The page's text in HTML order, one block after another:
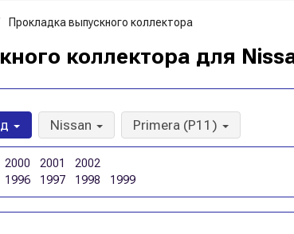
Прокладка выпускного коллектора
коллектора для
2000 2001
2002
1996 1997 1998 1999
Nissan Primera (P11)